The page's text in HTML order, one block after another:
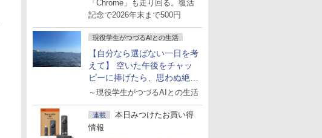
「Chrome」も走り回る。復活
記念で2026年末まで500円
現役学生がつづるAIとの生活
【自分なら選ばない一日を考
えて】 空いた午後をチャッ
ピーに捧げたら、思わぬ絶景
に出会った話
～現役学生がつづるAIとの生活
連載
本日みつけたお買い得
情報